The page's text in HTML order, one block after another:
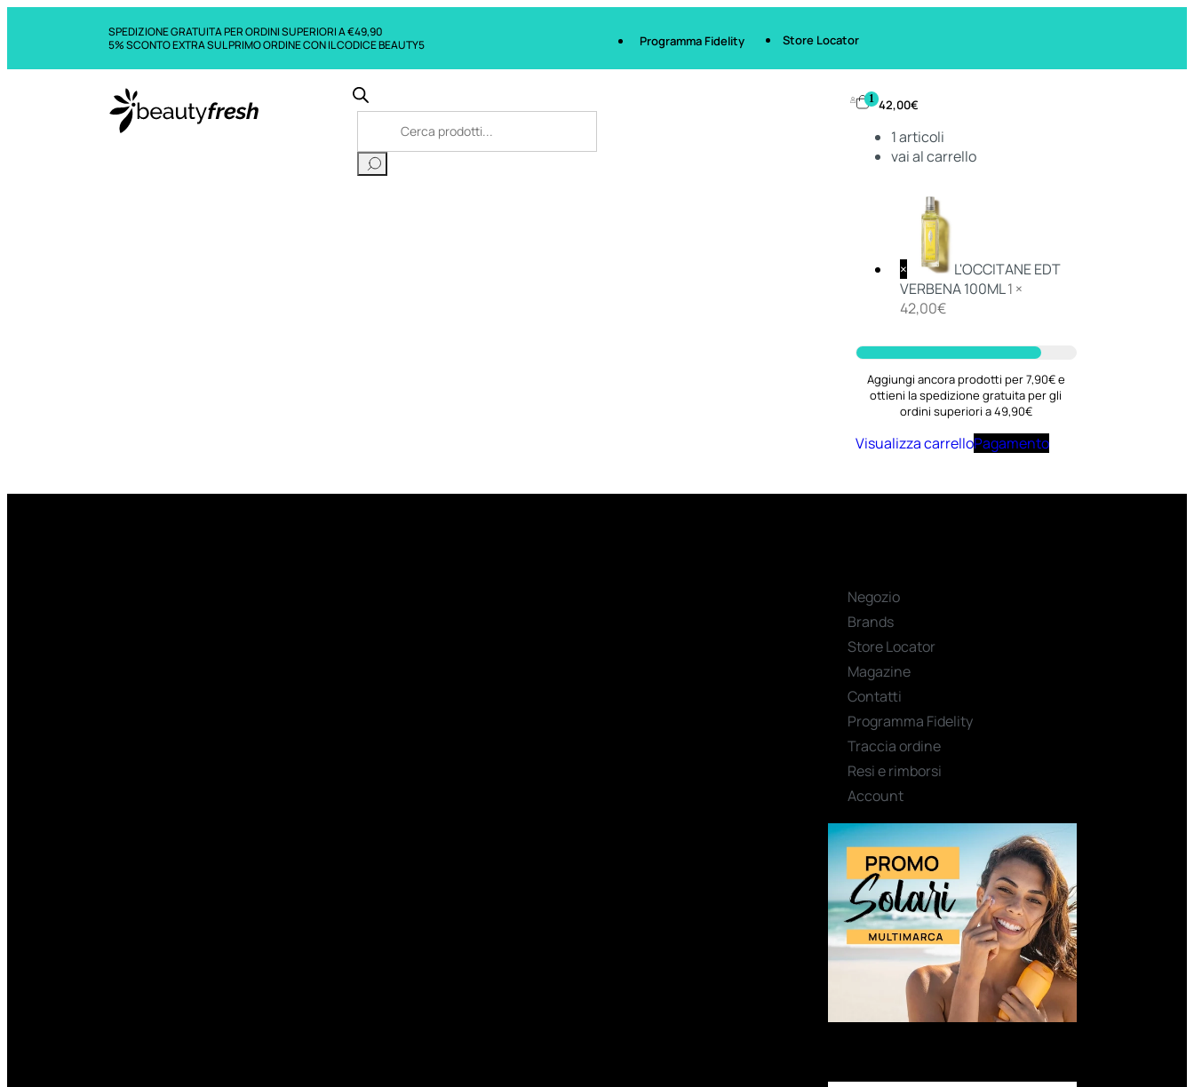
SPEDIZIONE GRATUITA PER ORDINI SUPERIORI A €49,90
5% SCONTO EXTRA SUL PRIMO ORDINE CON IL CODICE BEAUTY5
Programma Fidelity Store Locator
1 42,00€
1articoli
vai al carrello
×
L'OCCITANE EDT
VERBENA 100ML1 ×
42,00€
Aggiungi ancora prodotti per 7,90€ e
ottieni la spedizione gratuita per gli
ordini superiori a 49,90€
Visualizza carrelloPagamento
Negozio
Brands
Store Locator
Magazine
Contatti
Programma Fidelity
Traccia ordine
Resi e rimborsi
Account